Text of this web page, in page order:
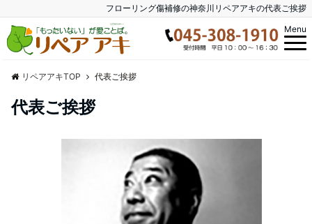
フローリング傷補修の神奈川リペアアキの代表ご挨拶
Menu
リペアアキTOP 代表ご挨拶
代表ご挨拶